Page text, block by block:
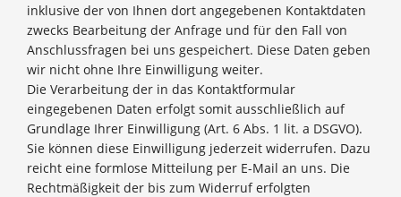
inklusive der von Ihnen dort angegebenen Kontaktdaten
zwecks Bearbeitung der Anfrage und für den Fall von
Anschlussfragen bei uns gespeichert. Diese Daten geben
wir nicht ohne Ihre Einwilligung weiter.
Die Verarbeitung der in das Kontaktformular
eingegebenen Daten erfolgt somit ausschließlich auf
Grundlage Ihrer Einwilligung (Art. 6 Abs. 1 lit. a DSGVO).
Sie können diese Einwilligung jederzeit widerrufen. Dazu
reicht eine formlose Mitteilung per E-Mail an uns. Die
Rechtmäßigkeit der bis zum Widerruf erfolgten